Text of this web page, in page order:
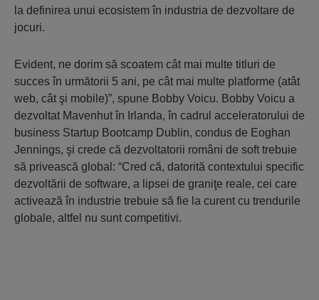
la definirea unui ecosistem în industria de dezvoltare de
jocuri.
Evident, ne dorim să scoatem cât mai multe titluri de
succes în următorii 5 ani, pe cât mai multe platforme (atât
web, cât şi mobile)”, spune Bobby Voicu. Bobby Voicu a
dezvoltat Mavenhut în Irlanda, în cadrul acceleratorului de
business Startup Bootcamp Dublin, condus de Eoghan
Jennings, şi crede că dezvoltatorii români de soft trebuie
să privească global: “Cred că, datorită contextului specific
dezvoltării de software, a lipsei de graniţe reale, cei care
activează în industrie trebuie să fie la curent cu trendurile
globale, altfel nu sunt competitivi.